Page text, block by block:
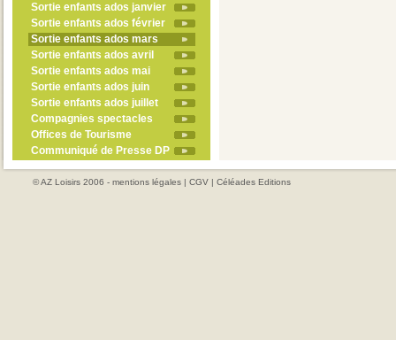
Sortie enfants ados janvier
Sortie enfants ados février
Sortie enfants ados mars
Sortie enfants ados avril
Sortie enfants ados mai
Sortie enfants ados juin
Sortie enfants ados juillet
Compagnies spectacles
Offices de Tourisme
Communiqué de Presse DP
© AZ Loisirs 2006 - mentions légales | CGV | Céléades Editions